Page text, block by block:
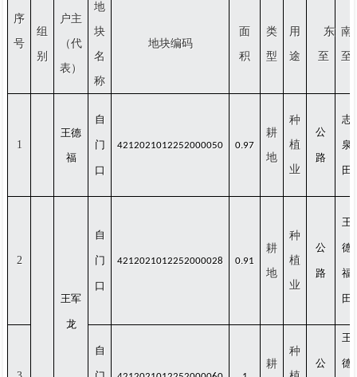
序
号
组
别
户主
（代
表）
地
块
名
称
地块编码
面
积
类
型
用
途
东
至
南
至
1
王德
福
自
门
口
4212021012252000050 0.97
耕
地
种
植
业
公
路
志
泉
田
2
王军
龙
自
门
口
4212021012252000028 0.91
耕
地
种
植
业
公
路
王
德
福
田
自
耕
种
公
王
德